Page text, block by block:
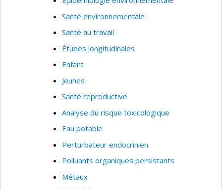
Santé environnementale
Santé au travail
Études longitudinales
Enfant
Jeunes
Santé reproductive
Analyse du risque toxicologique
Eau potable
Perturbateur endocrinien
Polluants organiques persistants
Métaux